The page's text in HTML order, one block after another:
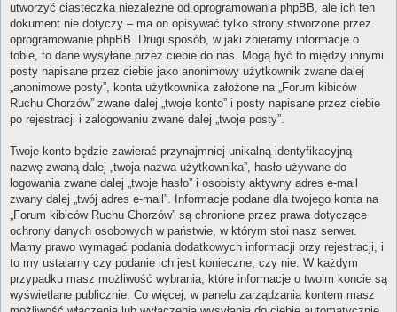
utworzyć ciasteczka niezależne od oprogramowania phpBB, ale ich ten
dokument nie dotyczy – ma on opisywać tylko strony stworzone przez
oprogramowanie phpBB. Drugi sposób, w jaki zbieramy informacje o
tobie, to dane wysyłane przez ciebie do nas. Mogą być to między innymi
posty napisane przez ciebie jako anonimowy użytkownik zwane dalej
„anonimowe posty”, konta użytkownika założone na „Forum kibiców
Ruchu Chorzów” zwane dalej „twoje konto” i posty napisane przez ciebie
po rejestracji i zalogowaniu zwane dalej „twoje posty”.
Twoje konto będzie zawierać przynajmniej unikalną identyfikacyjną
nazwę zwaną dalej „twoja nazwa użytkownika”, hasło używane do
logowania zwane dalej „twoje hasło” i osobisty aktywny adres e-mail
zwany dalej „twój adres e-mail”. Informacje podane dla twojego konta na
„Forum kibiców Ruchu Chorzów” są chronione przez prawa dotyczące
ochrony danych osobowych w państwie, w którym stoi nasz serwer.
Mamy prawo wymagać podania dodatkowych informacji przy rejestracji, i
to my ustalamy czy podanie ich jest konieczne, czy nie. W każdym
przypadku masz możliwość wybrania, które informacje o twoim koncie są
wyświetlane publicznie. Co więcej, w panelu zarządzania kontem masz